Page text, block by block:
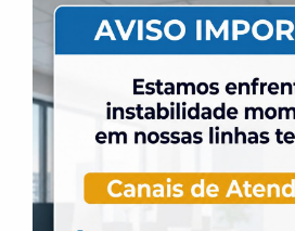
Venha para a Feijoada na ELASE.
31 de julho de 2026
Suíço.